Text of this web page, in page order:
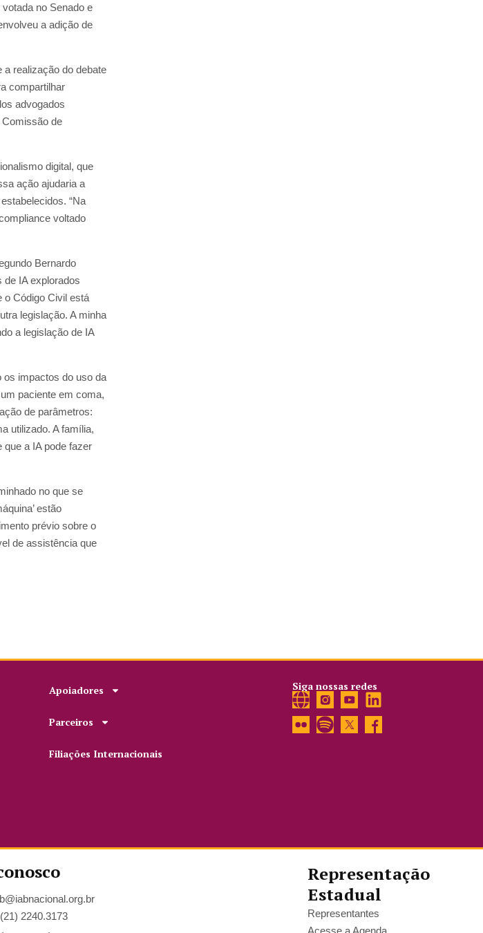
no Senado e
a adição de
a realização do debate
compartilhar
advogados
de
digital, que
ação ajudaria a
“Na
voltado
Bernardo
de IA explorados
o Código Civil está
legislação. A minha
a legislação de IA
os impactos do uso da
paciente em coma,
de parâmetros:
utilizado. A família,
que a IA pode fazer
no que se
estão
prévio sobre o
de assistência que
Apoiadores
Parceiros
Filiações Internacionais
Siga nossas redes
2240.3173
Representação
Estadual
Representantes
Acesse a Agenda